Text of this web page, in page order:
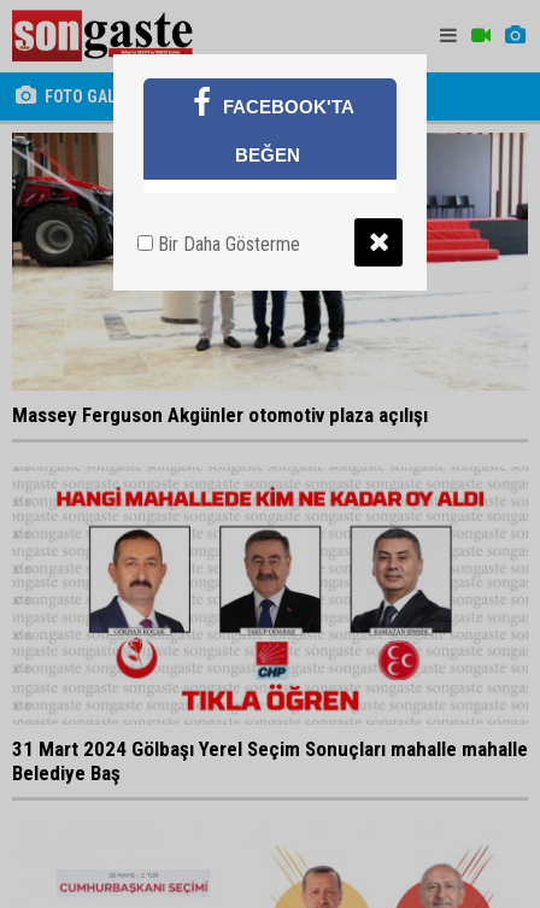
FOTO GALERİ
Massey Ferguson Akgünler otomotiv plaza açılışı
31 Mart 2024 Gölbaşı Yerel Seçim Sonuçları mahalle mahalle
Belediye Baş
FACEBOOK'TA
BEĞEN
Bir Daha Gösterme